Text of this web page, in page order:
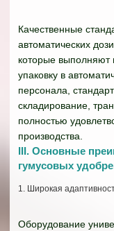
Качественные
автоматических
которые выполняют
упаковку в
персонала,
складирование,
полностью
производства.
III. Основные
гумусовых
1. Широкая
Оборудование